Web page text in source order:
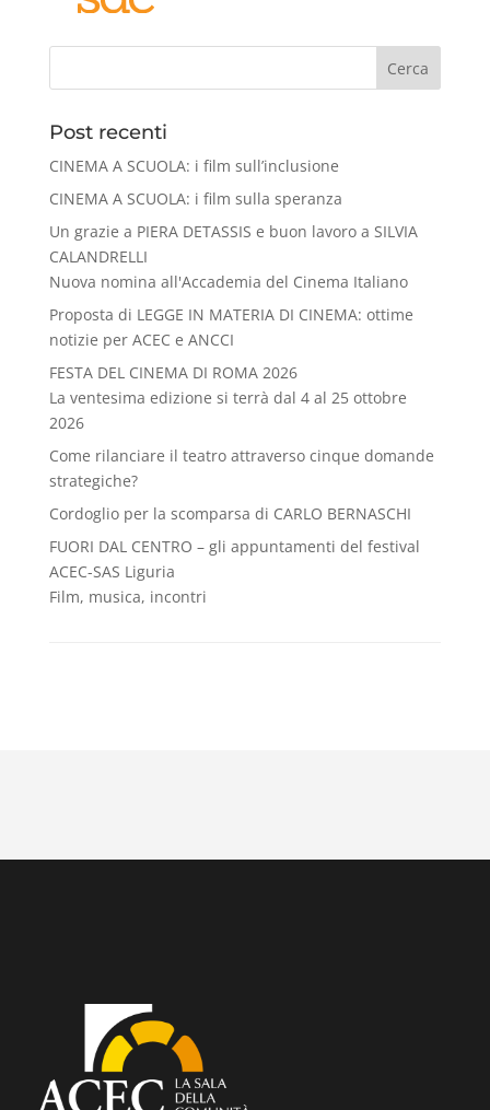
Cerca
Post recenti
CINEMA A SCUOLA: i film sull’inclusione
CINEMA A SCUOLA: i film sulla speranza
Un grazie a PIERA DETASSIS e buon lavoro a SILVIA
CALANDRELLI
Nuova nomina all'Accademia del Cinema Italiano
Proposta di LEGGE IN MATERIA DI CINEMA: ottime
notizie per ACEC e ANCCI
FESTA DEL CINEMA DI ROMA 2026
La ventesima edizione si terrà dal 4 al 25 ottobre
2026
Come rilanciare il teatro attraverso cinque domande
strategiche?
Cordoglio per la scomparsa di CARLO BERNASCHI
FUORI DAL CENTRO – gli appuntamenti del festival
ACEC-SAS Liguria
Film, musica, incontri